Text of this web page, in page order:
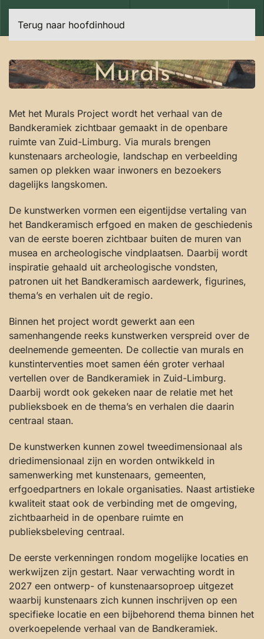
Terug naar hoofdinhoud
Murals
Met het Murals Project wordt het verhaal van de
Bandkeramiek zichtbaar gemaakt in de openbare
ruimte van Zuid-Limburg. Via murals brengen
kunstenaars archeologie, landschap en verbeelding
samen op plekken waar inwoners en bezoekers
dagelijks langskomen.
De kunstwerken vormen een eigentijdse vertaling van
het Bandkeramisch erfgoed en maken de geschiedenis
van de eerste boeren zichtbaar buiten de muren van
musea en archeologische vindplaatsen. Daarbij wordt
inspiratie gehaald uit archeologische vondsten,
patronen uit het Bandkeramisch aardewerk, figurines,
thema’s en verhalen uit de regio.
Binnen het project wordt gewerkt aan een
samenhangende reeks kunstwerken verspreid over de
deelnemende gemeenten. De collectie van murals en
kunstinterventies moet samen één groter verhaal
vertellen over de Bandkeramiek in Zuid-Limburg.
Daarbij wordt ook gekeken naar de relatie met het
publieksboek en de thema’s en verhalen die daarin
centraal staan.
De kunstwerken kunnen zowel tweedimensionaal als
driedimensionaal zijn en worden ontwikkeld in
samenwerking met kunstenaars, gemeenten,
erfgoedpartners en lokale organisaties. Naast artistieke
kwaliteit staat ook de verbinding met de omgeving,
zichtbaarheid in de openbare ruimte en
publieksbeleving centraal.
De eerste verkenningen rondom mogelijke locaties en
werkwijzen zijn gestart. Naar verwachting wordt in
2027 een ontwerp- of kunstenaarsoproep uitgezet
waarbij kunstenaars zich kunnen inschrijven op een
specifieke locatie en een bijbehorend thema binnen het
overkoepelende verhaal van de Bandkeramiek.